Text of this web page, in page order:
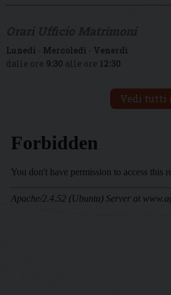
Lunedì - Mercoledì - Venerdì
dalle ore 9:30 alle ore 12:30
Vedi tutti